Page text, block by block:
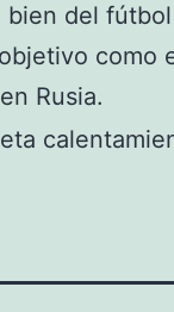
bien del
como
Rusia.